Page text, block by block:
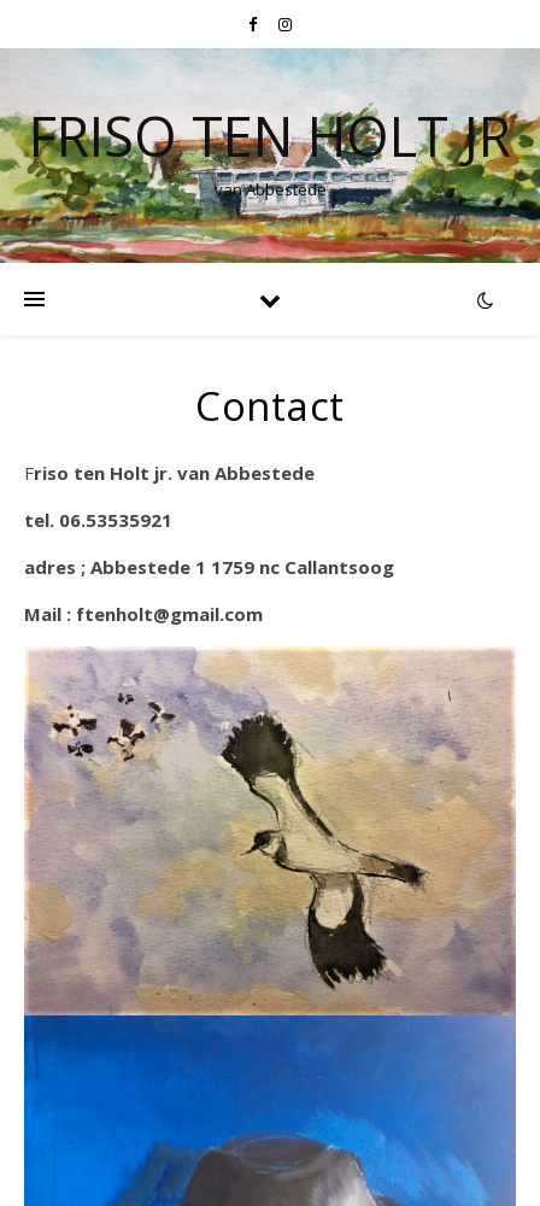
FRISO TEN HOLT JR
van Abbestede
Contact
Friso ten Holt jr. van Abbestede
tel. 06.53535921
adres ; Abbestede 1 1759 nc Callantsoog
Mail : ftenholt@gmail.com